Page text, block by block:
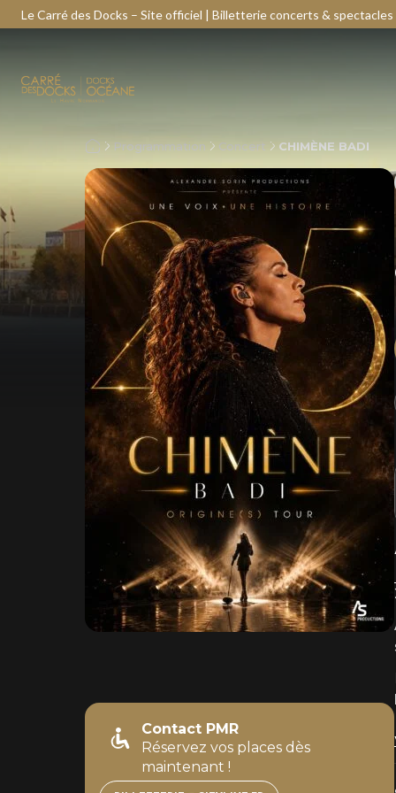
Le Carré des Docks – Site officiel | Billetterie concerts & spectacles
Programmation Concert CHIMÈNE BADI
Contact PMR
Réservez vos places dès
maintenant !